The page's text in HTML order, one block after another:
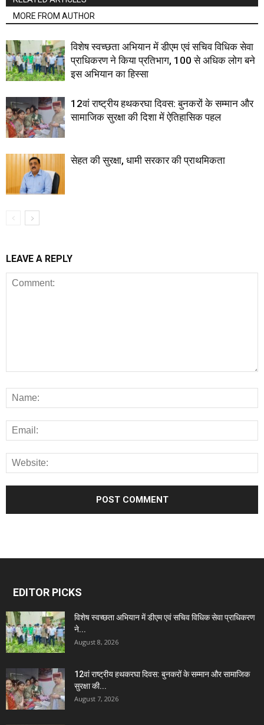
MORE FROM AUTHOR
विशेष स्वच्छता अभियान में डीएम एवं सचिव विधिक सेवा
प्राधिकरण ने किया प्रतिभाग, 100 से अधिक लोग बने
इस अभियान का हिस्सा
12वां राष्ट्रीय हथकरघा दिवस: बुनकरों के सम्मान और
सामाजिक सुरक्षा की दिशा में ऐतिहासिक पहल
सेहत की सुरक्षा, धामी सरकार की प्राथमिकता
LEAVE A REPLY
EDITOR PICKS
विशेष स्वच्छता अभियान में डीएम एवं सचिव विधिक सेवा प्राधिकरण
ने...
August 8, 2026
12वां राष्ट्रीय हथकरघा दिवस: बुनकरों के सम्मान और सामाजिक
सुरक्षा की...
August 7, 2026